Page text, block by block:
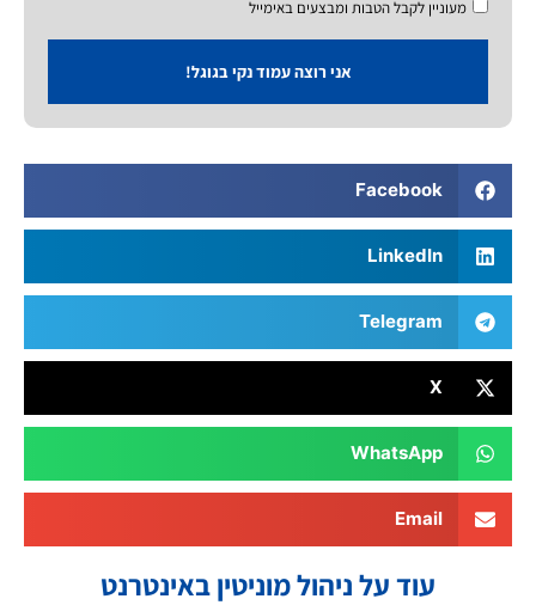
מעוניין לקבל הטבות ומבצעים באימייל
אני רוצה עמוד נקי בגוגל!
Facebook
LinkedIn
Telegram
X
WhatsApp
Email
עוד על ניהול מוניטין באינטרנט